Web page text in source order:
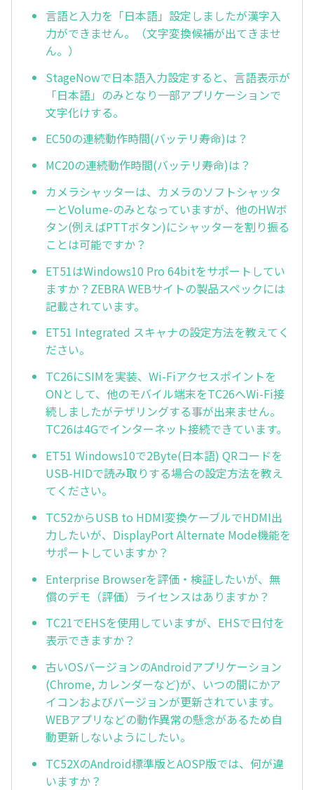
言語と入力を「日本語」設定しましたが漢字入
力ができません。（文字変換候補が出てきませ
ん。）
StageNowで日本語入力設定すると、言語表示が
「日本語」のみとなり一部アプリケーションで
文字化けする。
EC50の連続動作時間(バッテリ寿命)は？
MC20の連続動作時間(バッテリ寿命)は？
カメラシャッターは、カメラのソフトシャッタ
ーとVolume-のみとなっていますが、他のHWボ
タン(例えばPTTボタン)にシャッターを割り振る
ことは可能ですか？
ET51はWindows10 Pro 64bitをサポートしてい
ますか？ZEBRA WEBサイトの製品スペックには
記載されています。
ET51 Integrated スキャナの設定方法を教えてく
ださい。
TC26にSIMを実装、Wi-Fiアクセスポイントを
ONとして、他のモバイル端末をTC26へWi-Fi接
続しましたがテザリングする事が出来ません。
TC26は4Gでインターネット接続できています。
ET51 Windows10で2Byte(日本語) QRコードを
USB-HIDで読み取りする場合の設定方法を教え
てください。
TC52からUSB to HDMI変換ケーブルでHDMI出
力したいが、DisplayPort Alternate Mode機能を
サポートしていますか？
Enterprise Browserを評価・検証したいが、無
償のデモ（評価）ライセンスはありますか？
TC21でEHSを使用していますが、EHSで日付を
表示できますか？
古いOSバージョンのAndroidアプリケーション
(Chrome, カレンダーなど)が、いつの間にかア
イコンおよびバージョンが更新されています。
WEBアプリなどの動作異常の懸念があるため自
動更新しないようにしたい。
TC52XのAndroid標準版とAOSP版では、何が違
いますか？